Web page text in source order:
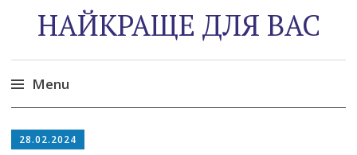
НАЙКРАЩЕ ДЛЯ ВАС
Menu
to
28.02.2024